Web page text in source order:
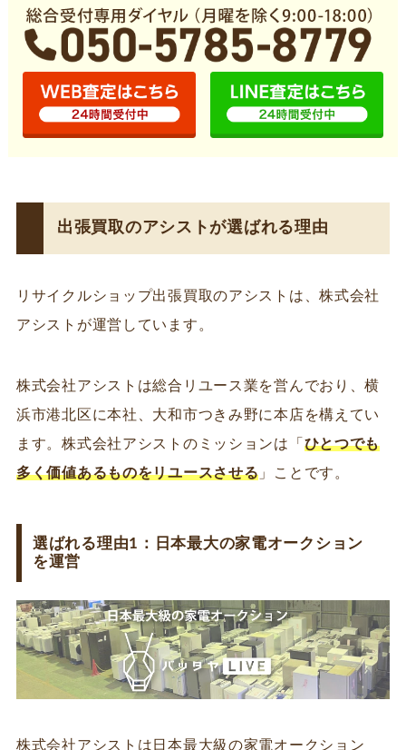
出張買取のアシストが選ばれる理由
リサイクルショップ出張買取のアシストは、株式会社
アシストが運営しています。
株式会社アシストは総合リユース業を営んでおり、横
浜市港北区に本社、大和市つきみ野に本店を構えてい
ます。株式会社アシストのミッションは「 ひとつでも
多く価値あるものをリユースさせる 」ことです。
選ばれる理由1：日本最大の家電オークション
を運営
株式会社アシストは日本最大級の家電オークション